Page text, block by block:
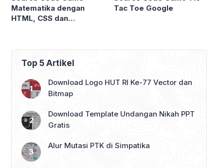
Matematika dengan
HTML, CSS dan
Tac Toe Google
Top 5 Artikel
Download Logo HUT RI Ke-77 Vector dan
Bitmap
Download Template Undangan Nikah PPT
Gratis
Alur Mutasi PTK di Simpatika